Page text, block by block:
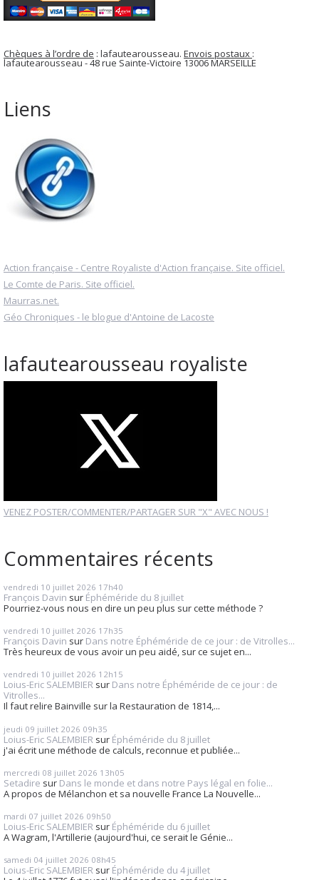
Chèques à l’ordre de : lafautearousseau. Envois postaux :
lafautearousseau - 48 rue Sainte-Victoire 13006 MARSEILLE
Liens
Action française - Centre Royaliste d'Action française. Site officiel.
Le Comte de Paris. Site officiel.
Maurras.net.
Géo Chroniques - le blogue d'Antoine de Lacoste
lafautearousseau royaliste
VENEZ POSTER/COMMENTER/PARTAGER SUR "X" AVEC NOUS !
Commentaires récents
vendredi 10 juillet 2026 17h40
François Davin sur Éphéméride du 8 juillet
Pourriez-vous nous en dire un peu plus sur cette méthode ?
vendredi 10 juillet 2026 17h35
François Davin sur Dans notre Éphéméride de ce jour : de Vitrolles...
Très heureux de vous avoir un peu aidé, sur ce sujet en...
vendredi 10 juillet 2026 12h15
Loius-Eric SALEMBIER sur Dans notre Éphéméride de ce jour : de
Vitrolles...
Il faut relire Bainville sur la Restauration de 1814,...
jeudi 09 juillet 2026 09h35
Loius-Eric SALEMBIER sur Éphéméride du 8 juillet
j'ai écrit une méthode de calculs, reconnue et publiée...
mercredi 08 juillet 2026 13h05
Setadire sur Dans le monde et dans notre Pays légal en folie...
A propos de Mélanchon et sa nouvelle France La Nouvelle...
mardi 07 juillet 2026 09h50
Loius-Eric SALEMBIER sur Éphéméride du 6 juillet
A Wagram, l'Artillerie (aujourd'hui, ce serait le Génie...
samedi 04 juillet 2026 08h45
Loius-Eric SALEMBIER sur Éphéméride du 4 juillet